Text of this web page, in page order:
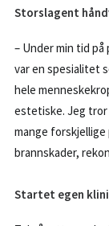
Storslagent
– Under min tid
var en spesialitet
hele
estetiske. Jeg
mange
brannskader,
Startet egen